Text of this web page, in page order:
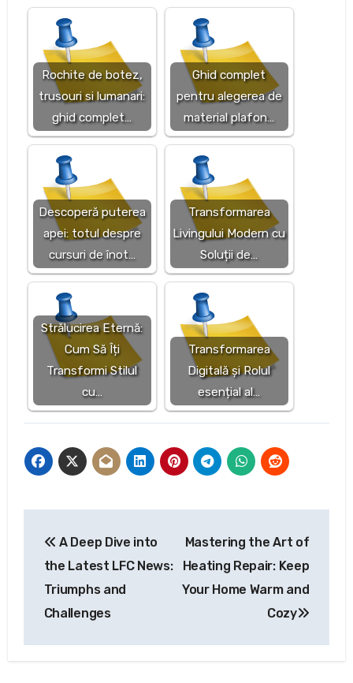
Rochite de botez,
trusouri si lumanari:
ghid complet…
Ghid complet
pentru alegerea de
material plafon…
Descoperă puterea
apei: totul despre
cursuri de înot…
Transformarea
Livingului Modern cu
Soluții de…
Strălucirea Eternă:
Cum Să Îți
Transformi Stilul
cu…
Transformarea
Digitală și Rolul
esențial al…
navigation
A Deep Dive into
the Latest LFC News:
Triumphs and
Challenges
Mastering the Art of
Heating Repair: Keep
Your Home Warm and
Cozy